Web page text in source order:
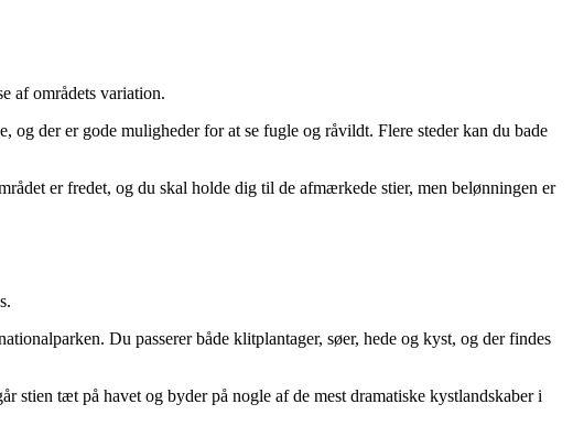
af områdets variation.
og der er gode muligheder for at se fugle og råvildt. Flere steder kan du bade
er fredet, og du skal holde dig til de afmærkede stier, men belønningen er
Du passerer både klitplantager, søer, hede og kyst, og der findes
stien tæt på havet og byder på nogle af de mest dramatiske kystlandskaber i